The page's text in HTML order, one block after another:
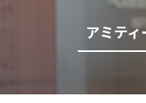
アミテ